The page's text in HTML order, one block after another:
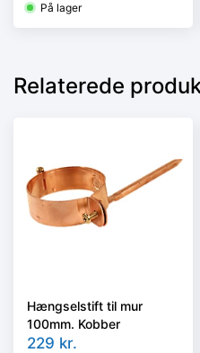
På lager
Relaterede
Hængselstift til mur
100mm. Kobber
229 kr.